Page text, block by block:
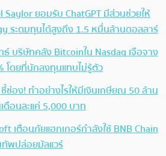
Saylor ยอมรับ ChatGPT มีส่วนช่วยให้
ระดมทุนได้สูงถึง 1.5 หมื่นล้านดอลลาร์
บริษัทคลัง Bitcoinใน Nasdaq เจือจาง
โดยที่นักลงทุนแทบไม่รู้ตัว
ช่อง! ทำอย่างไรให้มีเงินเกษียณ 50 ล้าน
ดือนละแค่ 5,000 บาท
เตือนภัยแฮกเกอร์กำลังใช้ BNB Chain
ทัพปล่อยมัลแวร์